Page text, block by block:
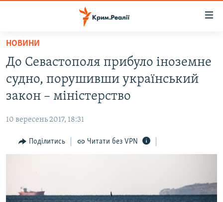
Перейти
основного
матеріалу
Перейти
до
основної
навігації
Перейти
до
ВОДА.КРИМ
ВІДЕО ТА ФОТО
БЛОГИ
ПОГЛЯД
СПЕЦПРОЕКТИ
НОВИНИ
До Севастополя прибуло іноземне
судно, порушивши український
закон – міністерство
10 вересень 2017, 18:31
Поділитись Читати без VPN